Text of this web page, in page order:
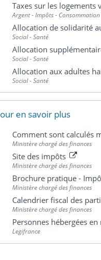
Taxes sur les logements
Argent - Impôts - Consommation
Allocation de solidarité
Social - Santé
Allocation
Social - Santé
Allocation aux adultes
Social - Santé
en savoir plus
Comment sont calculés
Ministère chargé des finances
Site des impôts
Ministère chargé des finances
Brochure pratique -
Ministère chargé des finances
Calendrier fiscal des
Ministère chargé des finances
Personnes hébergées
Legifrance